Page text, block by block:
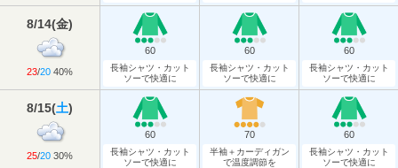
8/14(金)
23/20 40%
60
長袖シャツ・カット
ソーで快適に
60
長袖シャツ・カット
ソーで快適に
60
長袖シャツ・カット
ソーで快適に
8/15(土)
25/20 30%
60
長袖シャツ・カット
ソーで快適に
70
半袖＋カーディガン
で温度調節を
60
長袖シャツ・カット
ソーで快適に